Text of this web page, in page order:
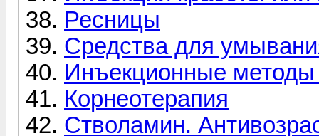
Ресницы
Средства для
Инъекционные
Корнеотерапия
Стволамин.